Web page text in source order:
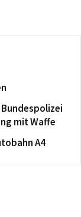
mit Waffe
A4